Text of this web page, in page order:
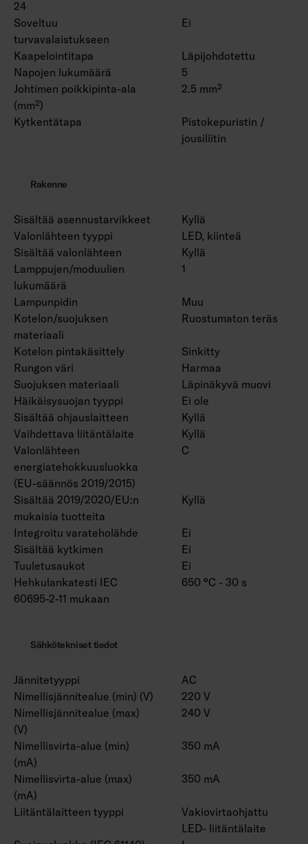
24
Soveltuu
turvavalaistukseen
Ei
Kaapelointitapa
Läpijohdotettu
Napojen lukumäärä
5
Johtimen poikkipinta-ala
(mm²)
2.5 mm²
Kytkentätapa
Pistokepuristin /
jousiliitin
Rakenne
Sisältää asennustarvikkeet
Kyllä
Valonlähteen tyyppi
LED, kiinteä
Sisältää valonlähteen
Kyllä
Lamppujen/moduulien
lukumäärä
1
Lampunpidin
Muu
Kotelon/suojuksen
materiaali
Ruostumaton teräs
Kotelon pintakäsittely
Sinkitty
Rungon väri
Harmaa
Suojuksen materiaali
Läpinäkyvä muovi
Häikäisysuojan tyyppi
Ei ole
Sisältää ohjauslaitteen
Kyllä
Vaihdettava liitäntälaite
Kyllä
Valonlähteen
energiatehokkuusluokka
(EU-säännös 2019/2015)
C
Sisältää 2019/2020/EU:n
mukaisia tuotteita
Kyllä
Integroitu varateholähde
Ei
Sisältää kytkimen
Ei
Tuuletusaukot
Ei
Hehkulankatesti IEC
60695-2-11 mukaan
650 °C - 30 s
Sähkötekniset tiedot
Jännitetyyppi
AC
Nimellisjännitealue (min) (V)
220 V
Nimellisjännitealue (max)
(V)
240 V
Nimellisvirta-alue (min)
(mA)
350 mA
Nimellisvirta-alue (max)
(mA)
350 mA
Liitäntälaitteen tyyppi
Vakiovirtaohjattu
LED- liitäntälaite